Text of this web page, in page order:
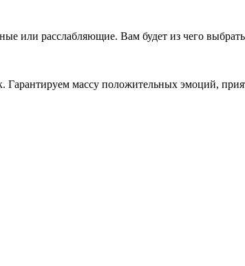
или расслабляющие. Вам будет из чего
Гарантируем массу положительных эмоций,